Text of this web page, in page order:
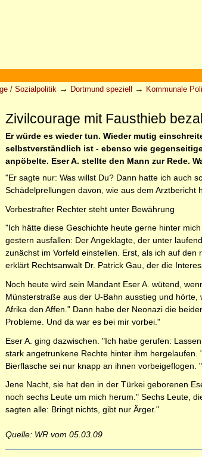
/ Sozialpolitik → Dortmund speziell → Kommunale
Zivilcourage mit Fausthieb
Er würde es wieder tun. Wieder mutig
selbstverständlich ist - ebenso wie
anpöbelte. Eser A. stellte den Mann zur Rede.
"Er sagte nur: Was willst Du? Dann hatte ich auch
Schädelprellungen davon, wie aus dem Arztbericht
Vorbestrafter Rechter steht unter Bewährung
"Ich hätte diese Geschichte heute gerne hinter
gestern ausfallen: Der Angeklagte, der unter
zunächst im Vorfeld einstellen. Erst, als ich auf
erklärt Rechtsanwalt Dr. Patrick Gau, der die
Noch heute wird sein Mandant Eser A. wütend,
Münsterstraße aus der U-Bahn ausstieg und
Afrika den Affen." Dann habe der Neonazi die
Probleme. Und da war es bei mir vorbei."
Eser A. ging dazwischen. "Ich habe gerufen:
stark angetrunkene Rechte hinter ihm
Bierflasche sei nur knapp an ihnen
Jene Nacht, sie hat den in der Türkei geborenen
noch sechs Leute um mich herum." Sechs Leute,
sagten alle: Bringt nichts, gibt nur Ärger."
Quelle: WR vom 05.03.09